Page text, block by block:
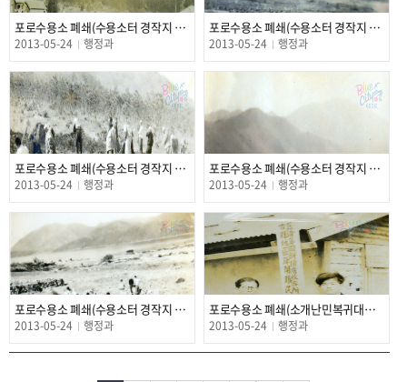
포로수용소 폐쇄(수용소터 경작지 만들기 5)
2013-05-24 행정과
포로수용소 폐쇄(수용소터 경작지 만들기 4)
2013-05-24 행정과
포로수용소 폐쇄(수용소터 경작지 만들기 3)
2013-05-24 행정과
포로수용소 폐쇄(수용소터 경작지 만들기 2)
2013-05-24 행정과
포로수용소 폐쇄(수용소터 경작지 만들기 1)
2013-05-24 행정과
포로수용소 폐쇄(소개난민복귀대책위원회사무소)
2013-05-24 행정과